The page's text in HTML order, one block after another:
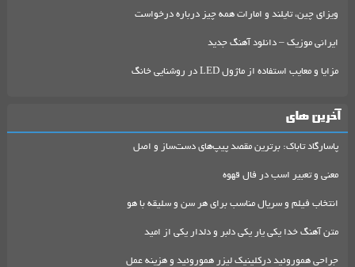
ویزای چین، تایلند و امارات همه چیز درباره درخواست
ایرانی موزیک – دانلود آهنگ جدید
مزایا و معایب استفاده از ماژول LED در روشنایی خانگ
آخرین های
پاسارگاد تاباک: برترین مقصد پیپ‌های دست‌ساز و اصل
معنی و تعبیر اسب در فال قهوه
انتخاب فیلم و سریال مناسب برای هر سن و سلیقه با هو
متن آهنگ خدا یکی یار یکی دلبر و دلدار یکی از امید
جراحی هموروئید درکلینیک لیزر هموروئید و هزینه عمل